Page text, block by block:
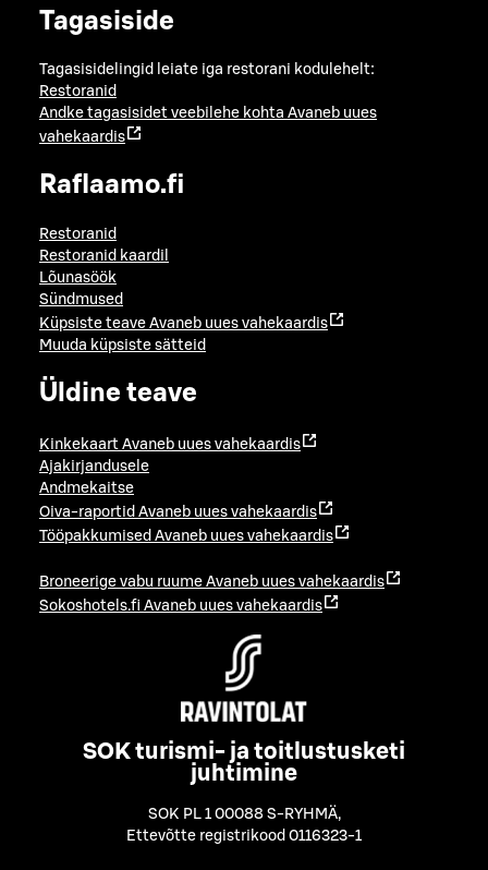
Tagasiside
Tagasisidelingid leiate iga restorani kodulehelt:
Restoranid
Andke tagasisidet veebilehe kohta Avaneb uues
vahekaardis
Raflaamo.fi
Restoranid
Restoranid kaardil
Lõunasöök
Sündmused
Küpsiste teave Avaneb uues vahekaardis
Muuda küpsiste sätteid
Üldine teave
Kinkekaart Avaneb uues vahekaardis
Ajakirjandusele
Andmekaitse
Oiva-raportid Avaneb uues vahekaardis
Tööpakkumised Avaneb uues vahekaardis
Broneerige vabu ruume Avaneb uues vahekaardis
Sokoshotels.fi Avaneb uues vahekaardis
SOK turismi- ja toitlustusketi
juhtimine
SOK PL 1 00088 S-RYHMÄ,
Ettevõtte registrikood 0116323-1